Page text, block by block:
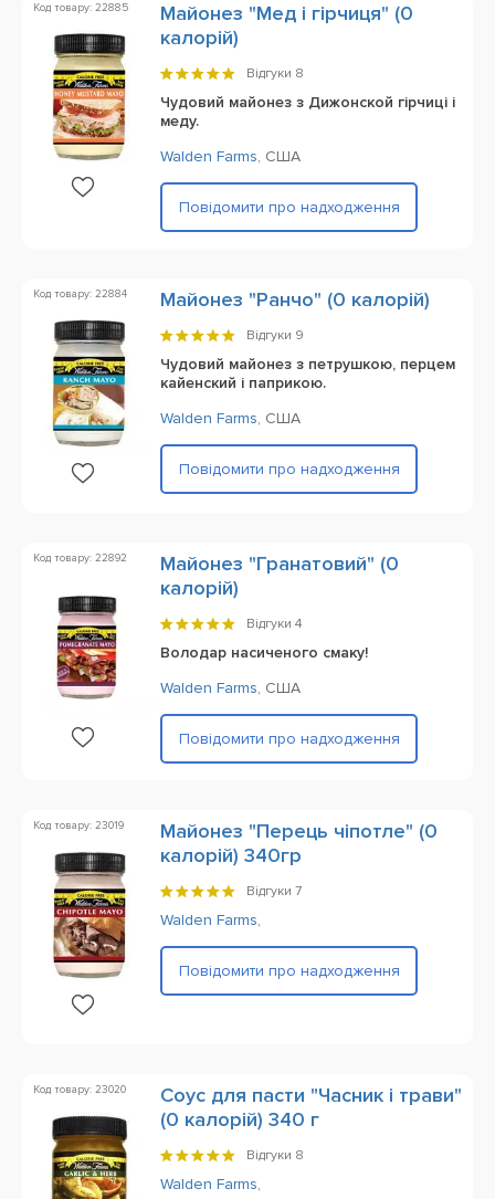
Код товару: 22885
Майонез "Мед і гірчиця" (0
калорій)
Відгуки 8
Чудовий майонез з Дижонской гірчиці і
меду.
Walden Farms, США
Повідомити про надходження
Код товару: 22884 Майонез "Ранчо" (0 калорій)
Відгуки 9
Чудовий майонез з петрушкою, перцем
кайенский і паприкою.
Walden Farms, США
Повідомити про надходження
Код товару: 22892
Майонез "Гранатовий" (0
калорій)
Відгуки 4
Володар насиченого смаку!
Walden Farms, США
Повідомити про надходження
Код товару: 23019
Майонез "Перець чіпотле" (0
калорій) 340гр
Відгуки 7
Walden Farms,
Повідомити про надходження
Код товару: 23020
Соус для пасти "Часник і трави"
(0 калорій) 340 г
Відгуки 8
Walden Farms,